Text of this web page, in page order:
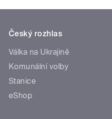
Český rozhlas
Válka na Ukrajině
Komunální volby
Stanice
eShop